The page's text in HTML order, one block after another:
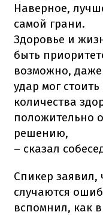
Наверное,
самой грани.
Здоровье и
быть
возможно,
удар мог
количества
положительно
решению,
– сказал
Спикер заявил,
случаются
вспомнил, как в